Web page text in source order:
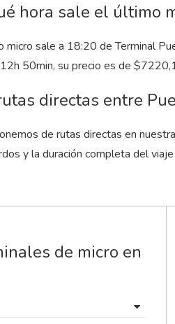
hora sale el último
micro sale a 18:20 de Terminal
h 50min, su precio es de
directas entre
de rutas directas en
y la duración completa del
de micro en